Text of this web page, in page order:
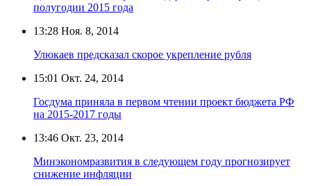
полугодии 2015 года
13:28 Ноя. 8, 2014
Улюкаев предсказал скорое укрепление рубля
15:01 Окт. 24, 2014
Госдума приняла в первом чтении проект бюджета РФ
на 2015-2017 годы
13:46 Окт. 23, 2014
Минэкономразвития в следующем году прогнозирует
снижение инфляции